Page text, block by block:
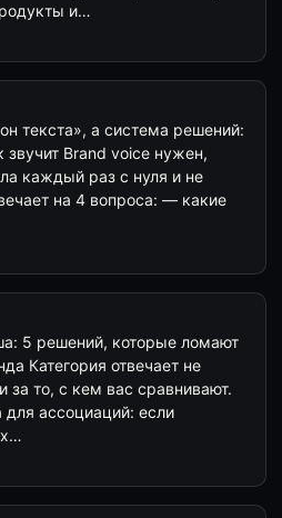
и…
текста», а система решений:
звучит Brand voice нужен,
каждый раз с нуля и не
на 4 вопроса: — какие
5 решений, которые ломают
Категория отвечает не
за то, с кем вас сравнивают.
для ассоциаций: если